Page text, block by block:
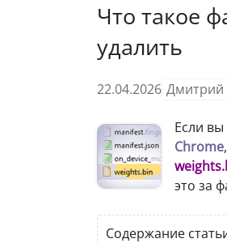
Что такое
удалить
22.04.2026 Дмитрий
Если
Chrome
это за
Содержание